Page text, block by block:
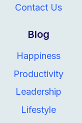
Contact Us
Blog
Happiness
Productivity
Leadership
Lifestyle